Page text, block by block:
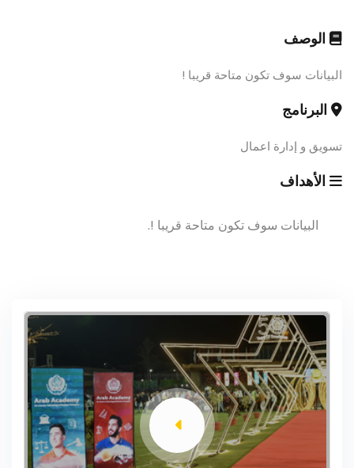
الوصف
البيانات سوف تكون متاحة قريبا !
البرنامج
تسويق و إدارة اعمال
الأهداف
البيانات سوف تكون متاحة قريبا !.